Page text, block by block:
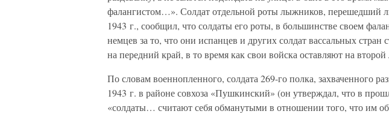
фалангистом…». Солдат отдельной роты лыжников, перешедший
1943 г., сообщил, что солдаты его роты, в большинстве своем
немцев за то, что они испанцев и других солдат вассальных стран
на передний край, в то время как свои войска оставляют на
По словам военнопленного, солдата 269-го полка, захваченного
1943 г. в районе совхоза «Пушкинский» (он утверждал, что в
«солдаты… считают себя обманутыми в отношении того, что им